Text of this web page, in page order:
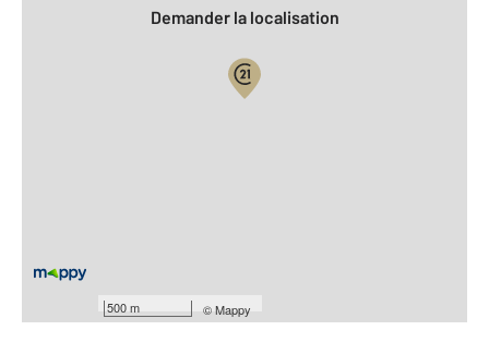
500 m ©Mappy
Demander la localisation
Nombre de pièces : 1
Type de construction : semi-Traditionnelle